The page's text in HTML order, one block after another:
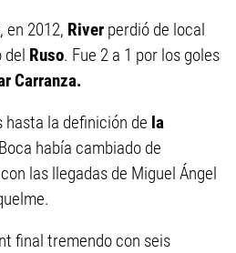
en 2012, River perdió de local
del Ruso. Fue 2 a 1 por los goles
Carranza.
hasta la definición de la
Boca había cambiado de
las llegadas de Miguel Ángel
final tremendo con seis